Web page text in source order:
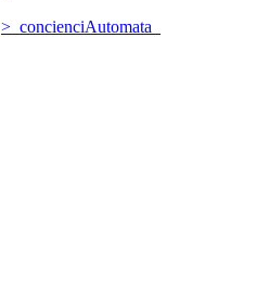
>_concienciAutomata_